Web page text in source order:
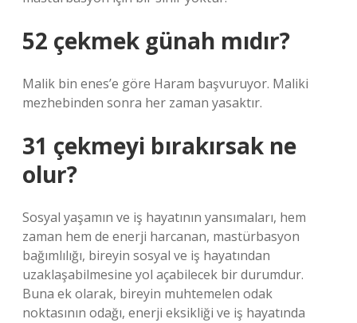
52 çekmek günah mıdır?
Malik bin enes’e göre Haram başvuruyor. Maliki
mezhebinden sonra her zaman yasaktır.
31 çekmeyi bırakırsak ne
olur?
Sosyal yaşamın ve iş hayatının yansımaları, hem
zaman hem de enerji harcanan, mastürbasyon
bağımlılığı, bireyin sosyal ve iş hayatından
uzaklaşabilmesine yol açabilecek bir durumdur.
Buna ek olarak, bireyin muhtemelen odak
noktasının odağı, enerji eksikliği ve iş hayatında